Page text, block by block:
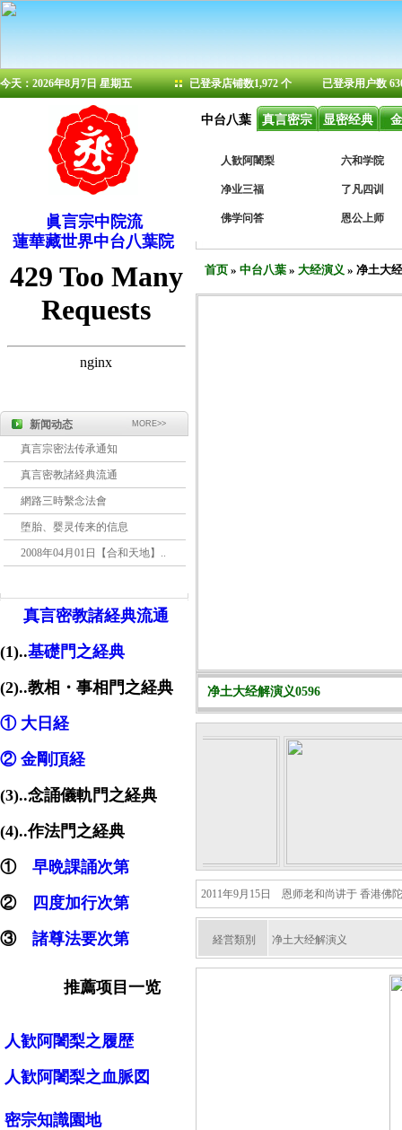
今天：2026年8月7日 星期五 已登录店铺数1,972 个 已登录用户数
中台八葉 真言密宗 显密经典
人歓阿闍梨 六和学院
净业三福 了凡四训
佛学问答 恩公上师
首页 » 中台八葉 » 大经演义 » 净土大
净土大经解演义0596
2011年9月15日 恩师老和尚讲于 香港佛
経営類別 净土大经解演义
眞言宗中院流
蓮華藏世界中台八葉院
新闻动态 MORE>>
真言宗密法传承通知
真言密教諸経典流通
網路三時繫念法會
堕胎、婴灵传来的信息
2008年04月01日【合和天地】..
真言密教諸経典流通
(1)..基礎門之経典
(2)..教相・事相門之経典
① 大日経
② 金剛頂経
(3)..念誦儀軌門之経典
(4)..作法門之経典
① 早晩課誦次第
②
四度加行次第
③ 諸尊法要次第
推薦项目一览
人歓阿闍梨之履歴
人歓阿闍梨之血脈図
密宗知識園地